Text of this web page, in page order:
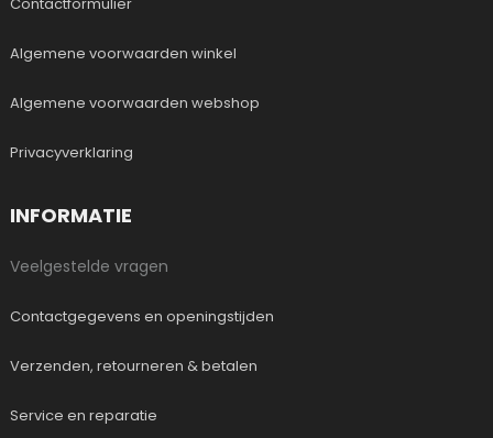
Algemene voorwaarden winkel
Algemene voorwaarden webshop
Privacyverklaring
INFORMATIE
Veelgestelde vragen
Contactgegevens en openingstijden
Verzenden, retourneren & betalen
Service en reparatie